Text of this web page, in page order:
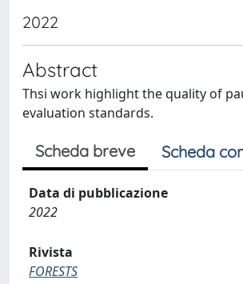
2022
Abstract
Thsi work highlight the quality of
evaluation standards.
Scheda breve Scheda
Data di pubblicazione
2022
Rivista
FORESTS